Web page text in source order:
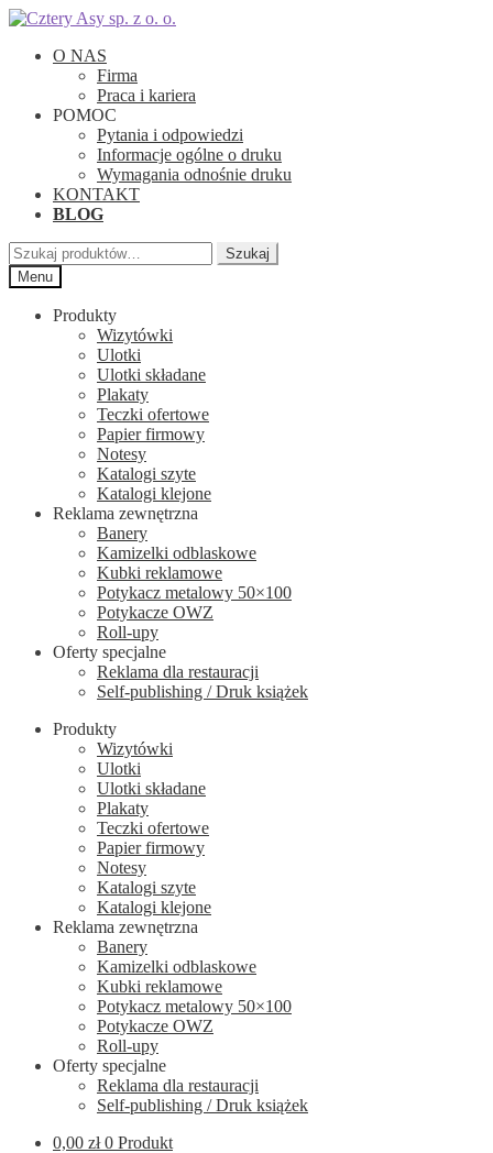
Przejdź
nawigacji
Przejdź
treści
O NAS
Firma
Praca i kariera
POMOC
Pytania i odpowiedzi
Informacje ogólne o druku
Wymagania odnośnie druku
KONTAKT
BLOG
Szukaj:
Szukaj
Menu
Produkty
Wizytówki
Ulotki
Ulotki składane
Plakaty
Teczki ofertowe
Papier firmowy
Notesy
Katalogi szyte
Katalogi klejone
Reklama zewnętrzna
Banery
Kamizelki odblaskowe
Kubki reklamowe
Potykacz metalowy 50×100
Potykacze OWZ
Roll-upy
Oferty specjalne
Reklama dla restauracji
Self-publishing / Druk książek
Produkty
Wizytówki
Ulotki
Ulotki składane
Plakaty
Teczki ofertowe
Papier firmowy
Notesy
Katalogi szyte
Katalogi klejone
Reklama zewnętrzna
Banery
Kamizelki odblaskowe
Kubki reklamowe
Potykacz metalowy 50×100
Potykacze OWZ
Roll-upy
Oferty specjalne
Reklama dla restauracji
Self-publishing / Druk książek
0,00 zł 0 Produkt